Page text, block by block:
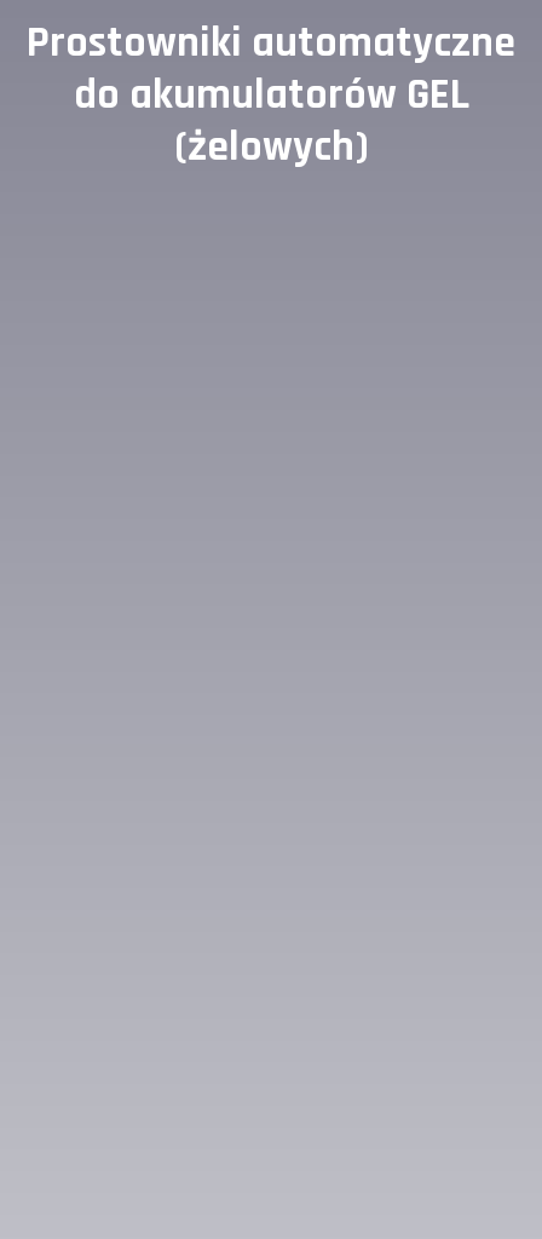
Prostowniki automatyczne
do akumulatorów GEL
(żelowych)